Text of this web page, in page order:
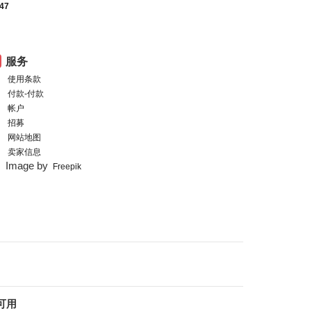
服务
使用条款
付款-付款
帐户
招募
网站地图
卖家信息
Image by Freepik
用